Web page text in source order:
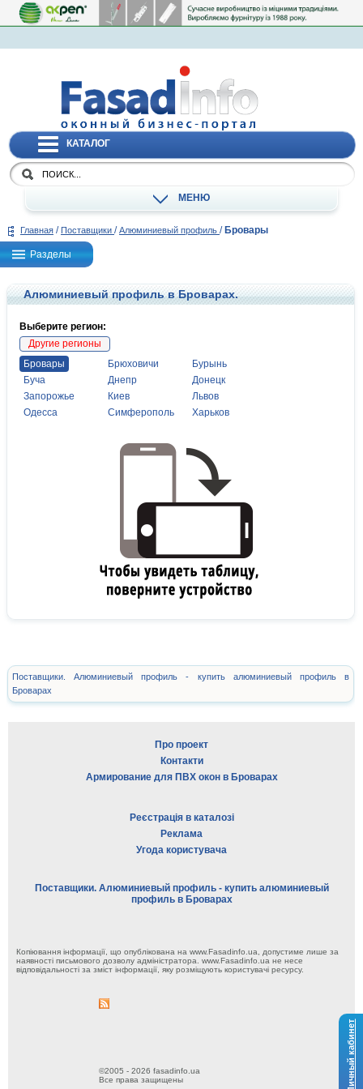
Личный кабинет
КАТАЛОГ
МЕНЮ
Главная / Поставщики / Алюминиевый профиль / Бровары
Разделы
Алюминиевый профиль в Броварах.
Выберите регион:
Другие регионы
Бровары
Брюховичи
Бурынь
Буча
Днепр
Донецк
Запорожье
Киев
Львов
Одесса
Симферополь Харьков
Поставщики. Алюминиевый профиль - купить алюминиевый профиль в
Броварах
Про проект
Контакти
Армирование для ПВХ окон в Броварах
Реєстрація в каталозі
Реклама
Угода користувача
Поставщики. Алюминиевый профиль - купить алюминиевый
профиль в Броварах
Копіювання інформації, що опублікована на www.Fasadinfo.ua, допустиме лише за
наявності письмового дозволу адміністратора. www.Fasadinfo.ua не несе
відповідальності за зміст інформації, яку розміщують користувачі ресурсу.
©2005 - 2026 fasadinfo.ua
Все права защищены